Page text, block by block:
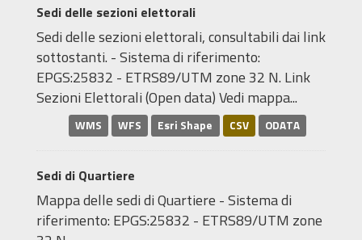
Sedi delle sezioni elettorali
Sedi delle sezioni elettorali, consultabili dai link
sottostanti. - Sistema di riferimento:
EPGS:25832 - ETRS89/UTM zone 32 N. Link
Sezioni Elettorali (Open data) Vedi mappa...
WMS WFS Esri Shape CSV ODATA
Sedi di Quartiere
Mappa delle sedi di Quartiere - Sistema di
riferimento: EPGS:25832 - ETRS89/UTM zone